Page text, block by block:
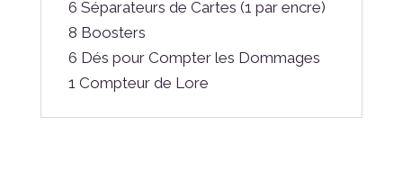
6 Séparateurs de Cartes (1 par encre)
8 Boosters
6 Dés pour Compter les Dommages
1 Compteur de Lore